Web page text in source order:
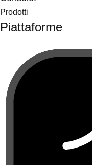
Prodotti
Piattaforme